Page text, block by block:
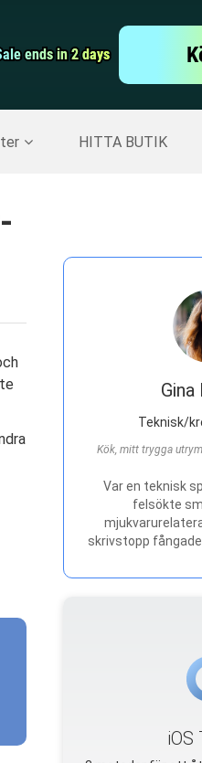
ends in 2 days
ends in 2 days
HITTA BUTIK
Recorder
Teknisk/
Kök, mitt trygga
Var en teknisk
felsökte
skrivstopp
iOS